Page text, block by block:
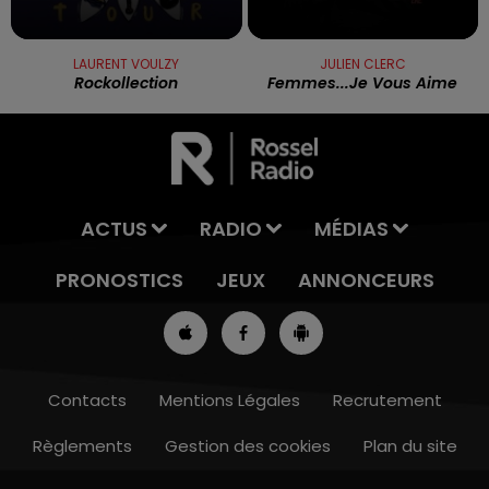
13h00 - 16h00
LAURENT VOULZY
Rockollection
JULIEN CLERC
Femmes...je Vous Aime
ACTUS RADIO
MÉDIAS
PRONOSTICS
JEUX ANNONCEURS
Contacts Mentions Légales
Recrutement
Règlements
Gestion des cookies Plan du site